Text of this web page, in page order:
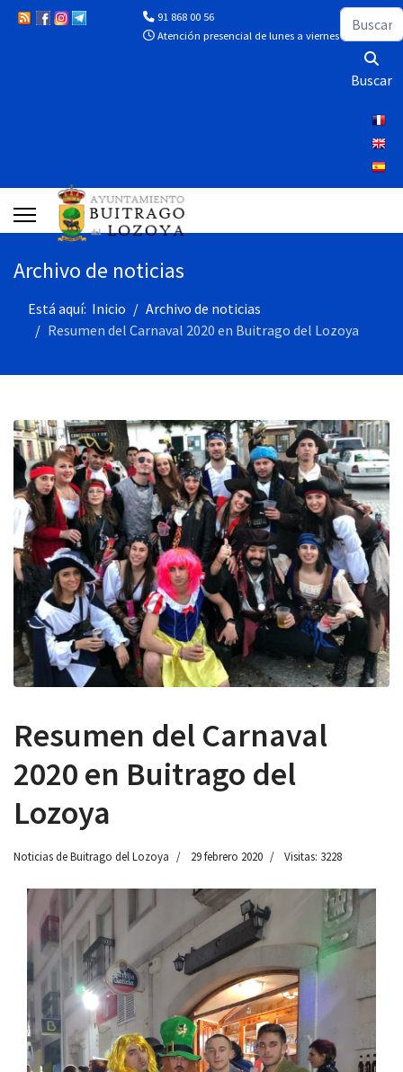
91 868 00 56
Atención presencial de lunes a viernes de 10:00 a
Buscar
Buscar
Archivo de noticias
Está aquí: Inicio
Archivo de noticias
Resumen del Carnaval 2020 en Buitrago del Lozoya
Resumen del Carnaval
2020 en Buitrago del
Lozoya
Noticias de Buitrago del Lozoya 29 febrero 2020 Visitas: 3228